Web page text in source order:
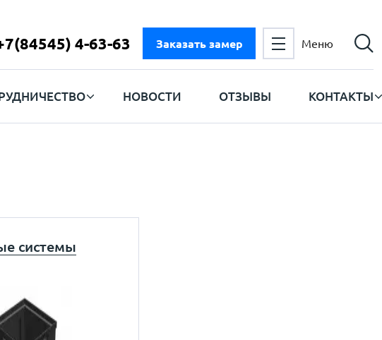
4-63-63 Заказать замер Меню
НОВОСТИ ОТЗЫВЫ КОНТАКТЫ
системы